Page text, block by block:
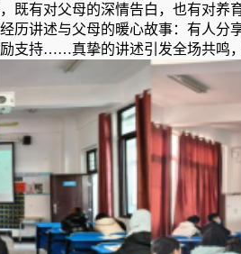
既有对父母的深情告白，也有对养
历讲述与父母的暖心故事：有人分
支持……真挚的讲述引发全场共鸣